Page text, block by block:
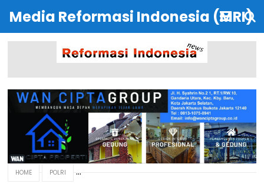
Media Reformasi Indonesia (MRI)
HOME POLRI